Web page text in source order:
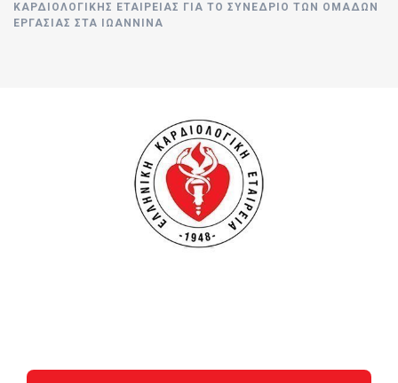
ΚΑΡΔΙΟΛΟΓΙΚΉΣ ΕΤΑΙΡΕΊΑΣ ΓΙΑ ΤΟ ΣΥΝΈΔΡΙΟ ΤΩΝ ΟΜΆΔΩΝ
ΕΡΓΑΣΊΑΣ ΣΤΑ ΙΩΆΝΝΙΝΑ